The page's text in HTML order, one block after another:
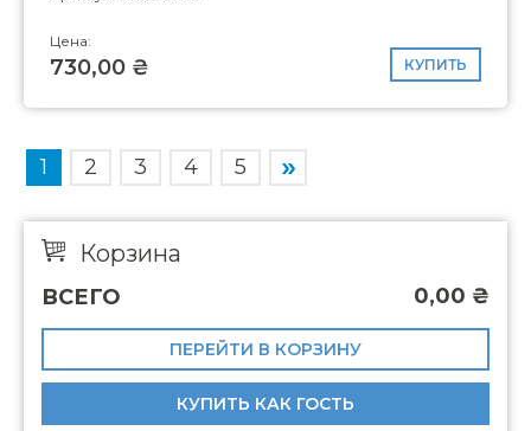
Цена:
730,00 ₴ КУПИТЬ
1 2 3 4 5
Корзина
ВСЕГО 0,00 ₴
ПЕРЕЙТИ В КОРЗИНУ
КУПИТЬ КАК ГОСТЬ